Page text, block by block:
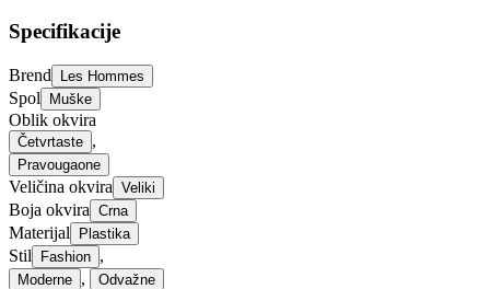
Specifikacije
Brend Les Hommes
Spol Muške
Oblik okvira
Četvrtaste ,
Pravougaone
Veličina okvira Veliki
Boja okvira Crna
Materijal Plastika
Stil Fashion ,
Moderne , Odvažne